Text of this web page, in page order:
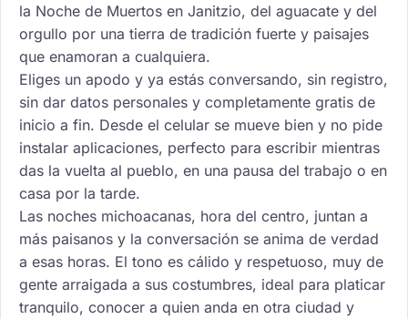
la Noche de Muertos en Janitzio, del aguacate y del
orgullo por una tierra de tradición fuerte y paisajes
que enamoran a cualquiera.
Eliges un apodo y ya estás conversando, sin registro,
sin dar datos personales y completamente gratis de
inicio a fin. Desde el celular se mueve bien y no pide
instalar aplicaciones, perfecto para escribir mientras
das la vuelta al pueblo, en una pausa del trabajo o en
casa por la tarde.
Las noches michoacanas, hora del centro, juntan a
más paisanos y la conversación se anima de verdad
a esas horas. El tono es cálido y respetuoso, muy de
gente arraigada a sus costumbres, ideal para platicar
tranquilo, conocer a quien anda en otra ciudad y